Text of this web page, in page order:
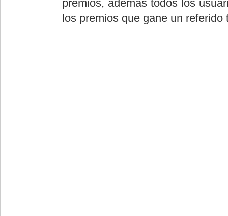
premios, además todos los
los premios que gane un